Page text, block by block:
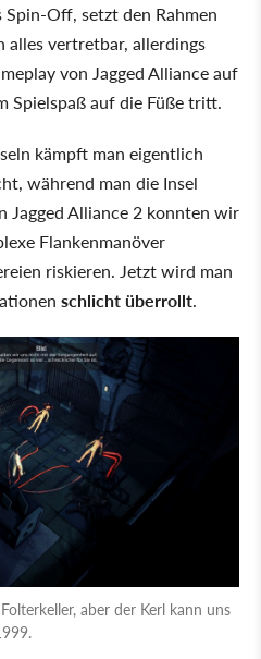
Off, setzt den Rahmen
alles vertretbar, allerdings
von Jagged Alliance auf
Spielspaß auf die Füße tritt.
kämpft man eigentlich
während man die Insel
Alliance 2 konnten wir
Flankenmanöver
riskieren. Jetzt wird man
schlicht überrollt.
aber der Kerl kann uns